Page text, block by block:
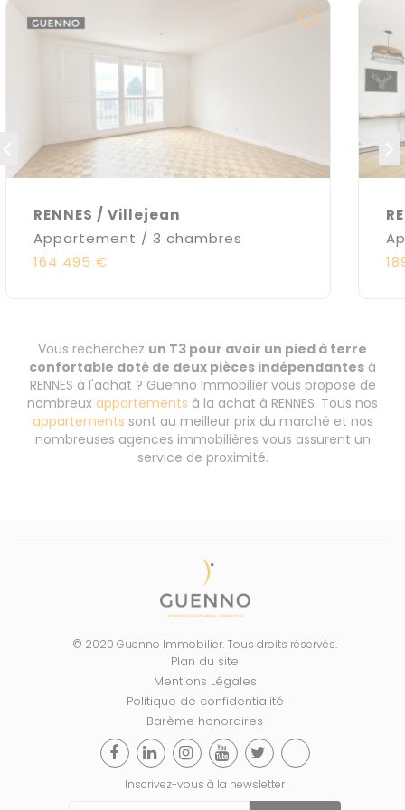
RENNES / Villejean
Appartement / 3 chambres
164 495 €
Vous recherchez un T3 pour avoir un pied à terre
confortable doté de deux pièces indépendantes à
RENNES à l'achat ? Guenno Immobilier vous propose de
nombreux appartements à la achat à RENNES. Tous nos
appartements sont au meilleur prix du marché et nos
nombreuses agences immobilières vous assurent un
service de proximité.
© 2020 Guenno Immobilier. Tous droits réservés.
Plan du site
Mentions Légales
Politique de confidentialité
Barème honoraires
Inscrivez-vous à la newsletter